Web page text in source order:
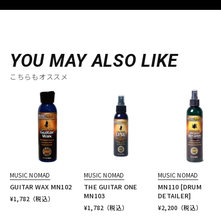
YOU MAY ALSO LIKE
こちらもオススメ
MUSIC NOMAD
GUITAR WAX MN102
¥1,782 （税込）
MUSIC NOMAD
THE GUITAR ONE
MN103
¥1,782 （税込）
MUSIC NOMAD
MN110 [DRUM
DETAILER]
¥2,200 （税込）